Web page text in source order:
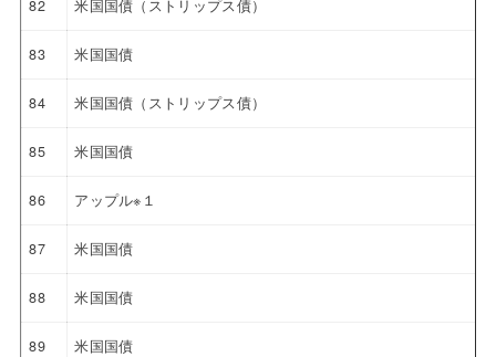
82 米国国債（ストリップス債）
83 米国国債
84 米国国債（ストリップス債）
85 米国国債
86 アップル※１
87 米国国債
88 米国国債
89 米国国債